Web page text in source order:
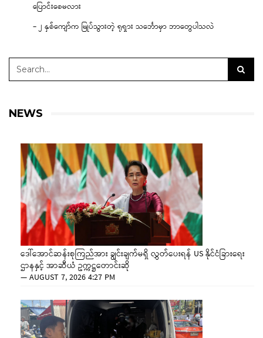
ပြောင်းစေမလား
– ၂ နှစ်ကျော်က မြုပ်သွားတဲ့ ရုရှား သင်္ဘောမှာ ဘာတွေပါသလဲ
NEWS
ဒေါ်အောင်ဆန်းစုကြည်အား ချွင်းချက်မရှိ လွှတ်ပေးရန် US နိုင်ငံခြားရေး
ဌာနနှင့် အာဆီယံ ဥက္ကဋ္ဌတောင်းဆို
—AUGUST 7, 2026 4:27 PM